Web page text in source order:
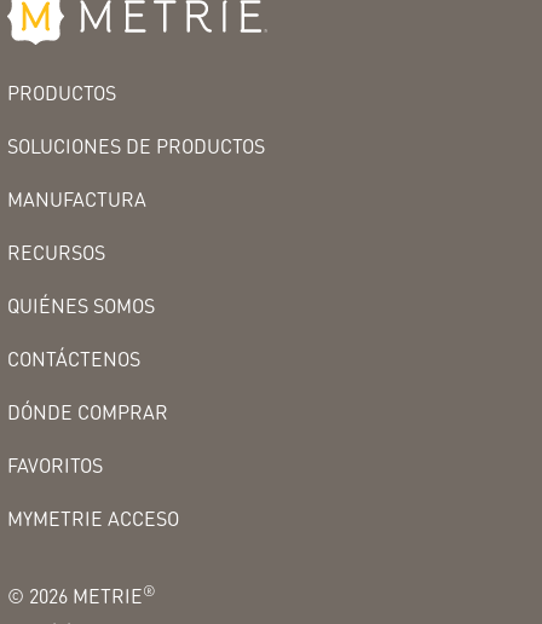
PRODUCTOS
SOLUCIONES DE PRODUCTOS
MANUFACTURA
RECURSOS
QUIÉNES SOMOS
CONTÁCTENOS
DÓNDE COMPRAR
FAVORITOS
MYMETRIE ACCESO
© 2026 METRIE®